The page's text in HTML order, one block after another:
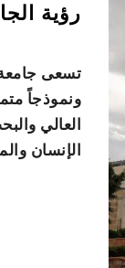
رؤية
تسعى
ونموذجاً
العالي
الإنسان